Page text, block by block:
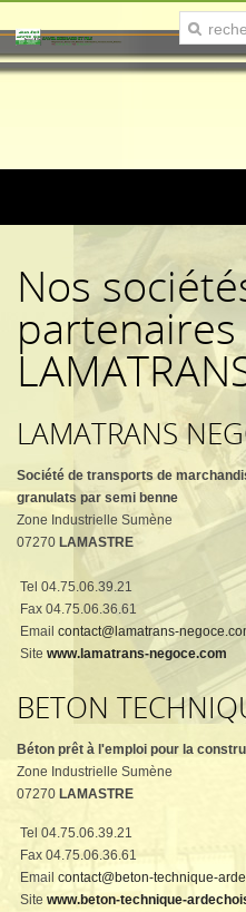
Nos
partenaires
LAMATRANS
Société de transports de
granulats par semi benne
Zone Industrielle Sumène
07270 LAMASTRE
Tel 04.75.06.39.21
Fax 04.75.06.36.61
Email contact@lamatrans-
Site www.lamatrans-negoce.com
BETON
Béton prêt à l'emploi pour la
Zone Industrielle Sumène
07270 LAMASTRE
Tel 04.75.06.39.21
Fax 04.75.06.36.61
Email contact@beton-technique-
Site www.beton-technique-